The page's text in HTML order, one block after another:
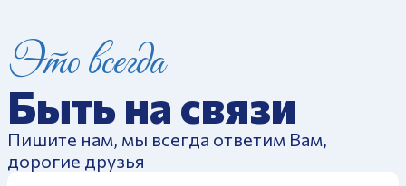
Это всегда
Быть на связи
Пишите нам, мы всегда ответим Вам,
дорогие друзья